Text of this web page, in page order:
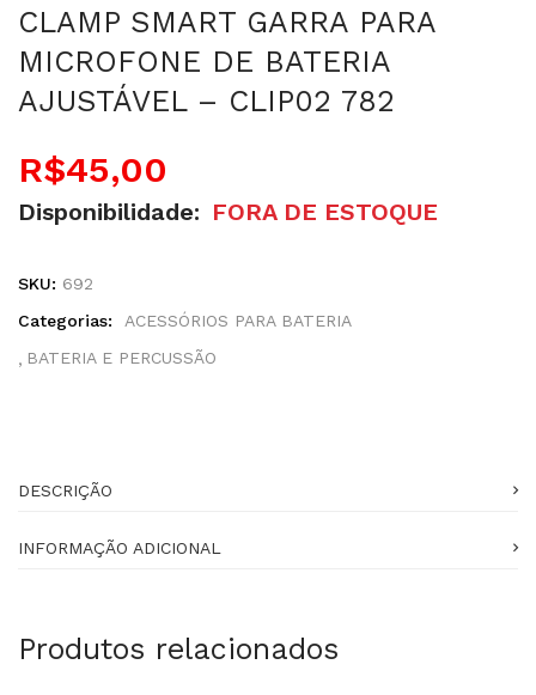
CLAMP SMART GARRA PARA
MICROFONE DE BATERIA
AJUSTÁVEL – CLIP02 782
R$45,00
Disponibilidade: FORA DE ESTOQUE
SKU: 692
Categorias:
ACESSÓRIOS PARA BATERIA
BATERIA E PERCUSSÃO
DESCRIÇÃO
INFORMAÇÃO ADICIONAL
Produtos relacionados